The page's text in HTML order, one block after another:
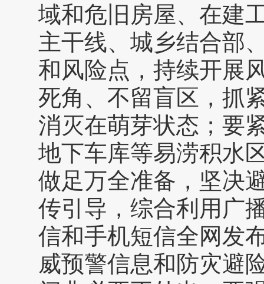
域和危旧房屋、在建
主干线、城乡结合部
和风险点，持续开展
死角、不留盲区，抓
消灭在萌芽状态；要
地下车库等易涝积水
做足万全准备，坚决
传引导，综合利用广
信和手机短信全网发
威预警信息和防灾避